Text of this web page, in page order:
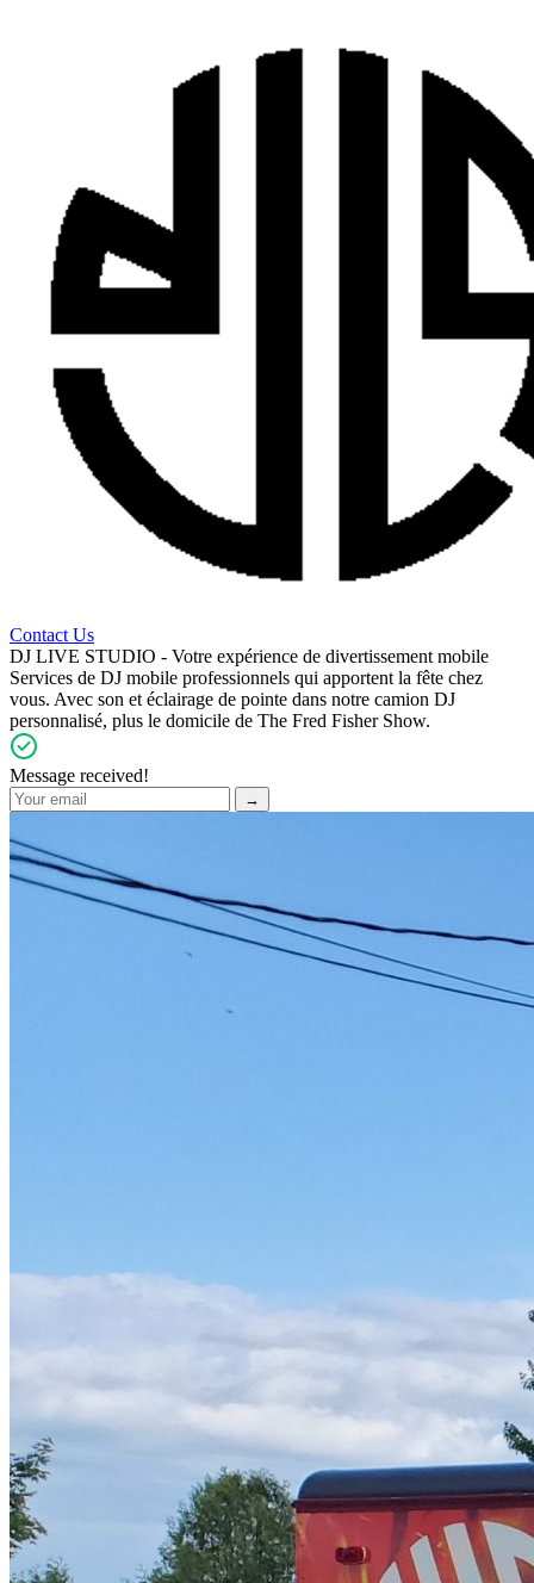
Contact Us
DJ LIVE STUDIO - Votre expérience de divertissement mobile
Services de DJ mobile professionnels qui apportent la fête chez
vous. Avec son et éclairage de pointe dans notre camion DJ
personnalisé, plus le domicile de The Fred Fisher Show.
Message received!
→